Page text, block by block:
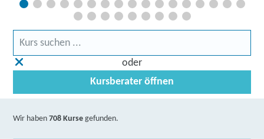
oder
Kursberater öffnen
Wir haben708 Kurse gefunden.